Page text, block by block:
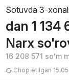
Sotuvda 3-
dan 1 134
Narx
16 208 571 soʻm
Chop etilgan